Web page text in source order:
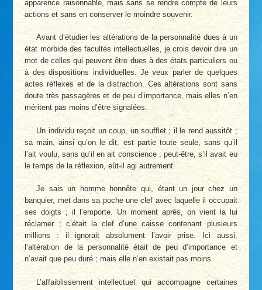
apparence raisonnable, mais sans se rendre compte de leurs
actions et sans en conserver le moindre souvenir.
Avant d’étudier les altérations de la personnalité dues à un
état morbide des facultés intellectuelles, je crois devoir dire un
mot de celles qui peuvent être dues à des états particuliers ou
à des dispositions individuelles. Je veux parler de quelques
actes réflexes et de la distraction. Ces altérations sont sans
doute très passagères et de peu d’importance, mais elles n’en
méritent pas moins d’être signalées.
Un individu reçoit un coup, un soufflet ; il le rend aussitôt ;
sa main, ainsi qu’on le dit, est partie toute seule, sans qu’il
l’ait voulu, sans qu’il en ait conscience ; peut-être, s’il avait eu
le temps de la réflexion, eût-il agi autrement.
Je sais un homme honnête qui, étant un jour chez un
banquier, met dans sa poche une clef avec laquelle il occupait
ses doigts ; il l’emporte. Un moment après, on vient la lui
réclamer ; c’était la clef d’une caisse contenant plusieurs
millions : il ignorait absolument l’avoir prise. Ici aussi,
l’altération de la personnalité était de peu d’importance et
n’avait que peu duré ; mais elle n’en existait pas moins.
L’affaiblissement intellectuel qui accompagne certaines